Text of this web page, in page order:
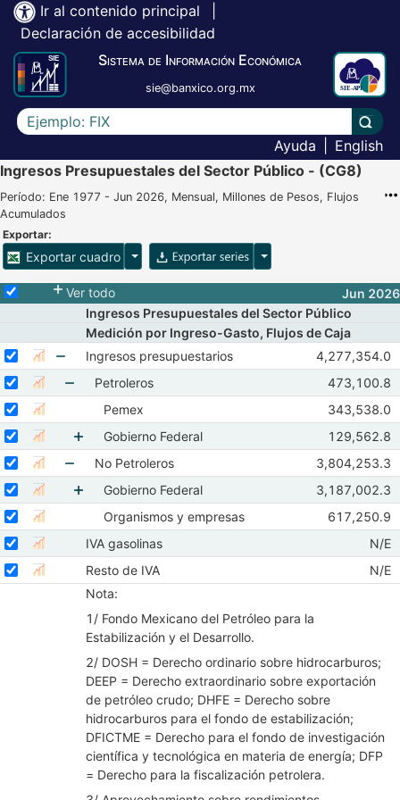
Ir al contenido principal
Declaración de accesibilidad
Sistema de Información Económica
sie@banxico.org.mx
Escriba el texto a buscar
Ayuda
English
Ingresos Presupuestales del Sector Público - (CG8)
Período: Ene 1977 - Jun 2026, Mensual, Millones de Pesos, Flujos
Acumulados
Exportar:
Exportar cuadro Opciones para exportar cuadroOpciones para exportar
Selecciona o desmarca todas las series
Ver todo
Jun 2026
Ingresos Presupuestales del Sector Público
Medición por Ingreso-Gasto, Flujos de Caja
Seleccione sus series
Seleccionar serie Ingresos presupuestariosMostrar gráfica de la serie Ingresos presupuestarios
Mostrar elementos de Ingresos presupuestarios
Ingresos presupuestarios Abr 2026
4,277,354.0
Seleccione sus series
Seleccionar serie Petroleros
Mostrar elementos de Petroleros
Petroleros Abr 2026
473,100.8
Seleccione sus series
Seleccionar serie Pemex
Pemex Abr 2026
343,538.0
Seleccione sus series
Seleccionar serie Gobierno FederalMostrar gráfica de la serie Gobierno Federal
Mostrar elementos de Gobierno Federal
Gobierno Federal Abr 2026
129,562.8
Seleccione sus series
Seleccionar serie No Petroleros
Mostrar elementos de No Petroleros
No Petroleros Abr 2026
3,804,253.3
Seleccione sus series
Seleccionar serie Gobierno FederalMostrar gráfica de la serie Gobierno Federal
Mostrar elementos de Gobierno Federal
Gobierno Federal Abr 2026
3,187,002.3
Seleccione sus series
Seleccionar serie Organismos y empresasMostrar gráfica de la serie Organismos y empresas
Organismos y empresas Abr 2026
617,250.9
Seleccione sus series
Seleccionar serie IVA gasolinas
IVA gasolinas Abr
N/E
Seleccione sus series
Seleccionar serie Resto de IVA
Resto de IVA Abr
N/E
Nota:
1/ Fondo Mexicano del Petróleo para la
Estabilización y el Desarrollo.
2/ DOSH = Derecho ordinario sobre hidrocarburos;
DEEP = Derecho extraordinario sobre exportación
de petróleo crudo; DHFE = Derecho sobre
hidrocarburos para el fondo de estabilización;
DFICTME = Derecho para el fondo de investigación
científica y tecnológica en materia de energía; DFP
= Derecho para la fiscalización petrolera.